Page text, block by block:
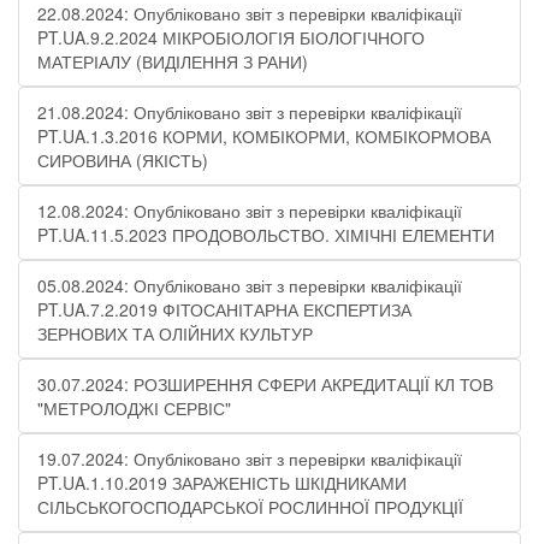
22.08.2024: Опубліковано звіт з перевірки кваліфікації
PT.UA.9.2.2024 МІКРОБІОЛОГІЯ БІОЛОГІЧНОГО
МАТЕРІАЛУ (ВИДІЛЕННЯ З РАНИ)
21.08.2024: Опубліковано звіт з перевірки кваліфікації
PT.UA.1.3.2016 КОРМИ, КОМБІКОРМИ, КОМБІКОРМОВА
СИРОВИНА (ЯКІСТЬ)
12.08.2024: Опубліковано звіт з перевірки кваліфікації
PT.UA.11.5.2023 ПРОДОВОЛЬСТВО. ХІМІЧНІ ЕЛЕМЕНТИ
05.08.2024: Опубліковано звіт з перевірки кваліфікації
PT.UA.7.2.2019 ФІТОСАНІТАРНА ЕКСПЕРТИЗА
ЗЕРНОВИХ ТА ОЛІЙНИХ КУЛЬТУР
30.07.2024: РОЗШИРЕННЯ СФЕРИ АКРЕДИТАЦІЇ КЛ ТОВ
"МЕТРОЛОДЖІ СЕРВІС"
19.07.2024: Опубліковано звіт з перевірки кваліфікації
PT.UA.1.10.2019 ЗАРАЖЕНІСТЬ ШКІДНИКАМИ
СІЛЬСЬКОГОСПОДАРСЬКОЇ РОСЛИННОЇ ПРОДУКЦІЇ